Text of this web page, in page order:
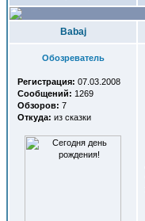
Babaj
Обозреватель
Регистрация: 07.03.2008
Сообщений: 1269
Обзоров: 7
Откуда: из сказки